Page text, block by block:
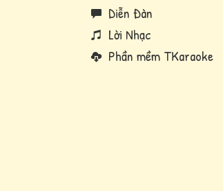
Diễn Đàn
Lời Nhạc
Phần mềm TKaraoke